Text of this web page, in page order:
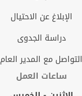
الإبلاغ عن الاحتيال
دراسة الجدوى
التواصل مع المدير العام
ساعات العمل